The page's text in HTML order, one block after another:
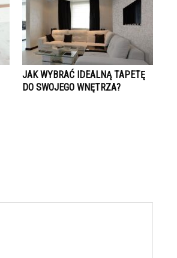
JAK WYBRAĆ IDEALNĄ TAPETĘ
DO SWOJEGO WNĘTRZA?